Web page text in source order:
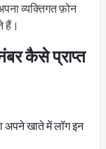
व्यक्तिगत फ़ोन
हैं।
कैसे प्राप्त
अपने खाते में लॉग इन